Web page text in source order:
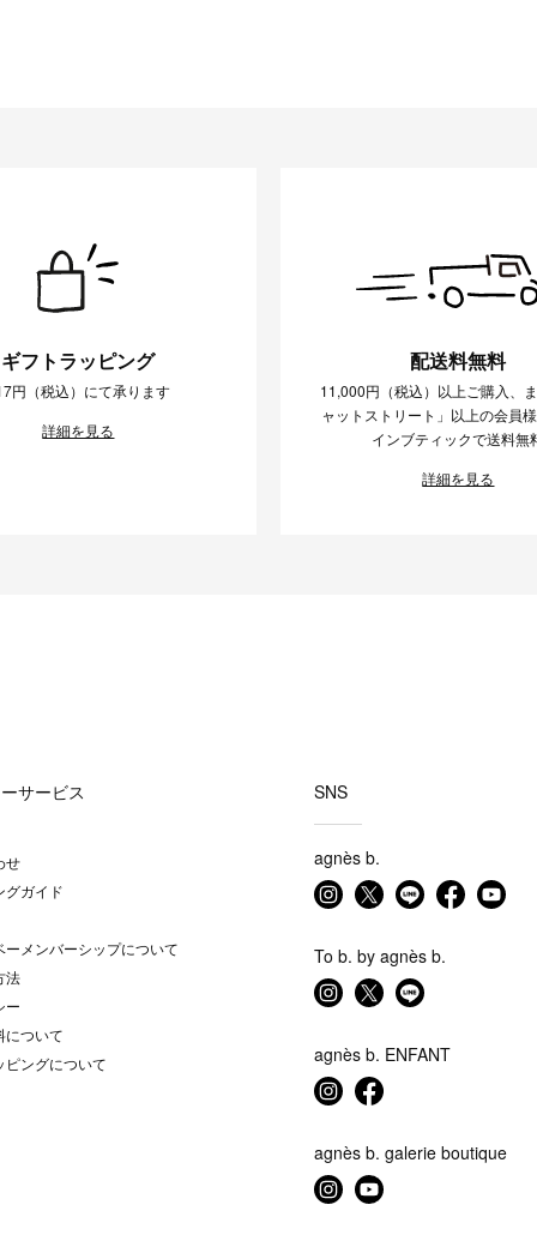
ギフトラッピング
円（税込）にて承ります
詳細を見る
配送料無料
11,000円（税込）以上ご購入、
ャットストリート」以上の会員
インブティックで送料無
詳細を見る
サービス
せ
グガイド
ーメンバーシップについて
法
ー
について
ピングについて
SNS
agnès b.
To b. by agnès b.
agnès b. ENFANT
agnès b. galerie boutique